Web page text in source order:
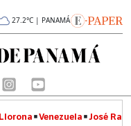
27.2°C | PANAMÁ
Venezuela José